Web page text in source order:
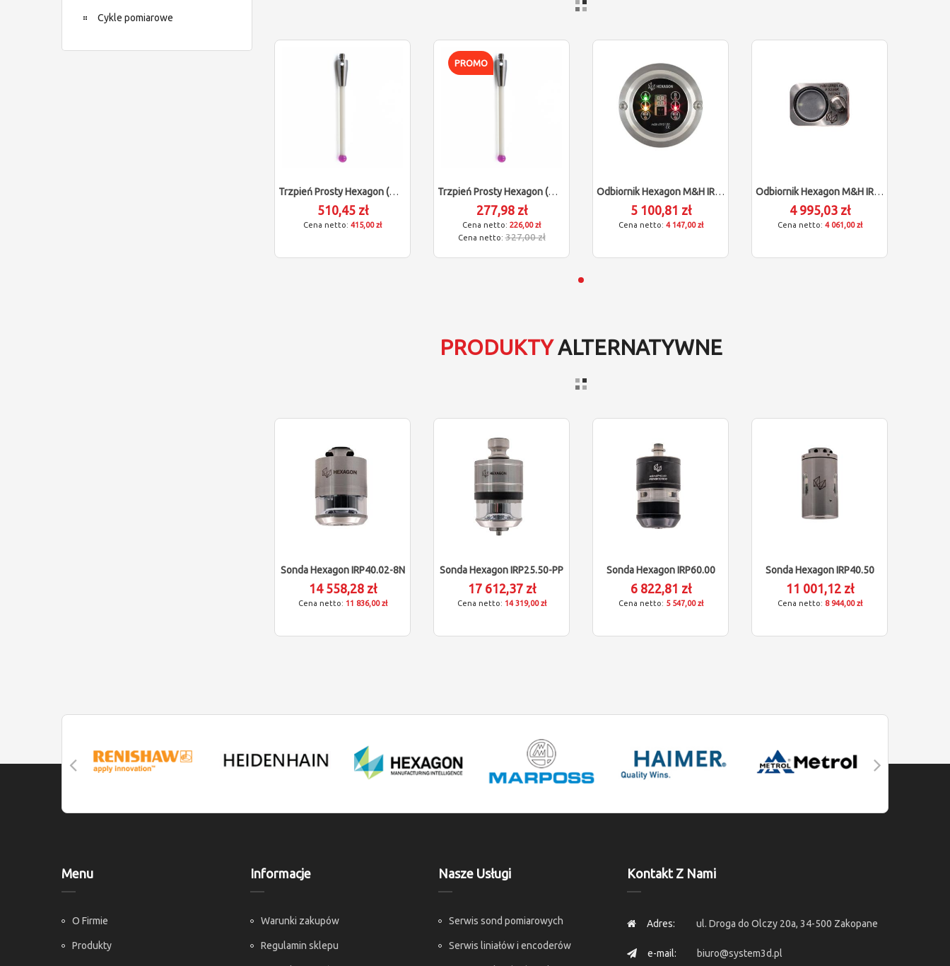
Cykle pomiarowe
Trzpień Prosty Hexagon (M4/L30/D4)
510,45 zł
415,00 zł
PROMO
Trzpień Prosty Hexagon (M4/L50/D6)
277,98 zł
226,00 zł
327,00 zł
Odbiornik Hexagon M&h IRR91.50
5 100,81 zł
4 147,00 zł
Odbiornik Hexagon M&h IRR91.42
4 995,03 zł
4 061,00 zł
PRODUKTYALTERNATYWNE
Sonda Hexagon IRP40.02-8N
14 558,28 zł
11 836,00 zł
Sonda Hexagon IRP25.50-PP
17 612,37 zł
14 319,00 zł
Sonda Hexagon IRP60.00
6 822,81 zł
5 547,00 zł
Sonda Hexagon IRP40.50
11 001,12 zł
8 944,00 zł
Menu
O Firmie
Produkty
Informacje
Warunki zakupów
Regulamin sklepu
Nasze Usługi
Serwis sond pomiarowych
Serwis liniałów i encoderów
Kontakt Z Nami
Adres: ul. Droga do Olczy 20a, 34-500 Zakopane
e-mail: biuro@system3d.pl